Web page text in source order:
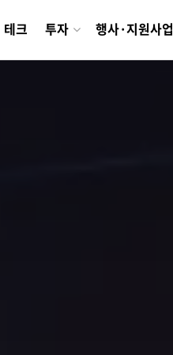
테크 투자 행사·지원사업